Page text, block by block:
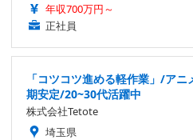
年収700万円～
正社員
「コツコツ進める軽作業」/ア
期安定/20~30代活躍中
株式会社Tetote
埼玉県